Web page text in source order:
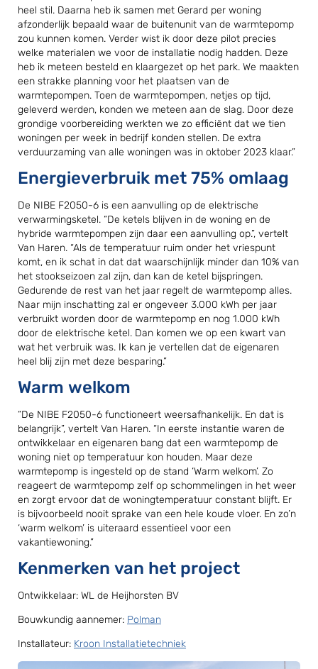
heel stil. Daarna heb ik samen met Gerard per woning
afzonderlijk bepaald waar de buitenunit van de warmtepomp
zou kunnen komen. Verder wist ik door deze pilot precies
welke materialen we voor de installatie nodig hadden. Deze
heb ik meteen besteld en klaargezet op het park. We maakten
een strakke planning voor het plaatsen van de
warmtepompen. Toen de warmtepompen, netjes op tijd,
geleverd werden, konden we meteen aan de slag. Door deze
grondige voorbereiding werkten we zo efficiënt dat we tien
woningen per week in bedrijf konden stellen. De extra
verduurzaming van alle woningen was in oktober 2023 klaar.”
Energieverbruik met 75% omlaag
De NIBE F2050-6 is een aanvulling op de elektrische
verwarmingsketel. “De ketels blijven in de woning en de
hybride warmtepompen zijn daar een aanvulling op.”, vertelt
Van Haren. “Als de temperatuur ruim onder het vriespunt
komt, en ik schat in dat dat waarschijnlijk minder dan 10% van
het stookseizoen zal zijn, dan kan de ketel bijspringen.
Gedurende de rest van het jaar regelt de warmtepomp alles.
Naar mijn inschatting zal er ongeveer 3.000 kWh per jaar
verbruikt worden door de warmtepomp en nog 1.000 kWh
door de elektrische ketel. Dan komen we op een kwart van
wat het verbruik was. Ik kan je vertellen dat de eigenaren
heel blij zijn met deze besparing.”
Warm welkom
“De NIBE F2050-6 functioneert weersafhankelijk. En dat is
belangrijk”, vertelt Van Haren. “In eerste instantie waren de
ontwikkelaar en eigenaren bang dat een warmtepomp de
woning niet op temperatuur kon houden. Maar deze
warmtepomp is ingesteld op de stand ‘Warm welkom’. Zo
reageert de warmtepomp zelf op schommelingen in het weer
en zorgt ervoor dat de woningtemperatuur constant blijft. Er
is bijvoorbeeld nooit sprake van een hele koude vloer. En zo’n
‘warm welkom’ is uiteraard essentieel voor een
vakantiewoning.”
Kenmerken van het project
Ontwikkelaar: WL de Heijhorsten BV
Bouwkundig aannemer: Polman
Installateur: Kroon Installatietechniek